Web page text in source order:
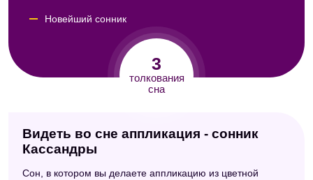
3
толкования
сна
Новейший сонник
Видеть во сне аппликация - сонник
Кассандры
Сон, в котором вы делаете аппликацию из цветной